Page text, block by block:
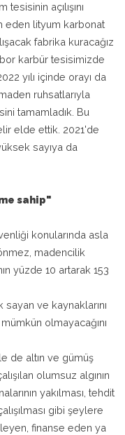
açılışını
eden lityum karbonat
fabrika kuracağız
karbür tesisimizde
yılı içinde orayı da
ruhsatlarıyla
tamamladık. Bu
elde ettik. 2021'de
sayıya da
sahip"
konularında asla
madencilik
yüzde 10 artarak 153
ve kaynaklarını
olmayacağını
de altın ve gümüş
olumsuz algının
yakılması, tehdit
gibi şeylere
finanse eden ya